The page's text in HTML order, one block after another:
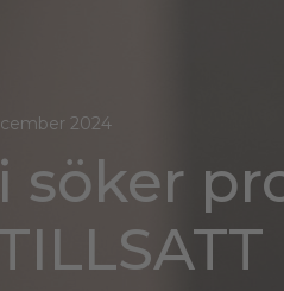
2024
söker